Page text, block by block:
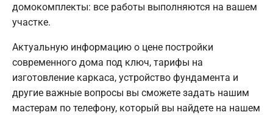
домокомплекты: все работы выполняются на вашем
участке.
Актуальную информацию о цене постройки
современного дома под ключ, тарифы на
изготовление каркаса, устройство фундамента и
другие важные вопросы вы сможете задать нашим
мастерам по телефону, который вы найдете на нашем